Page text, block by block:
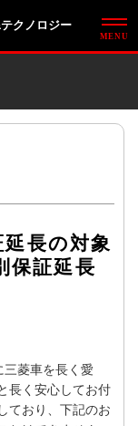
クノロジー
長の対象
保証延長
菱車を長く愛
長く安心してお付
ており、下記のお